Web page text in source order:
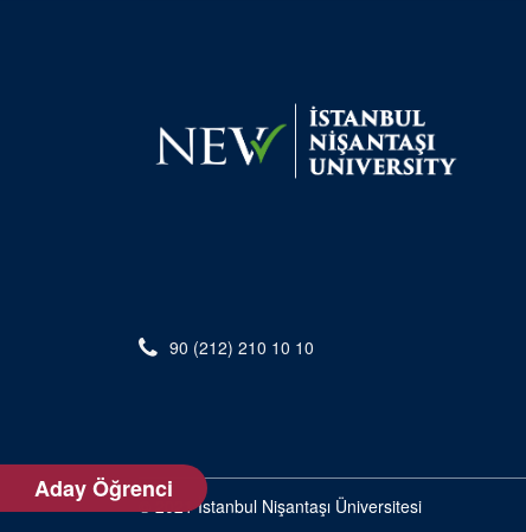
90 (212) 210 10 10
© 2021 İstanbul Nişantaşı Üniversitesi
Aday Öğrenci